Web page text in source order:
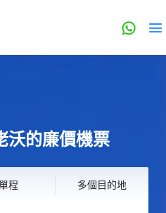
沃的廉價機票
單程 多個目的地